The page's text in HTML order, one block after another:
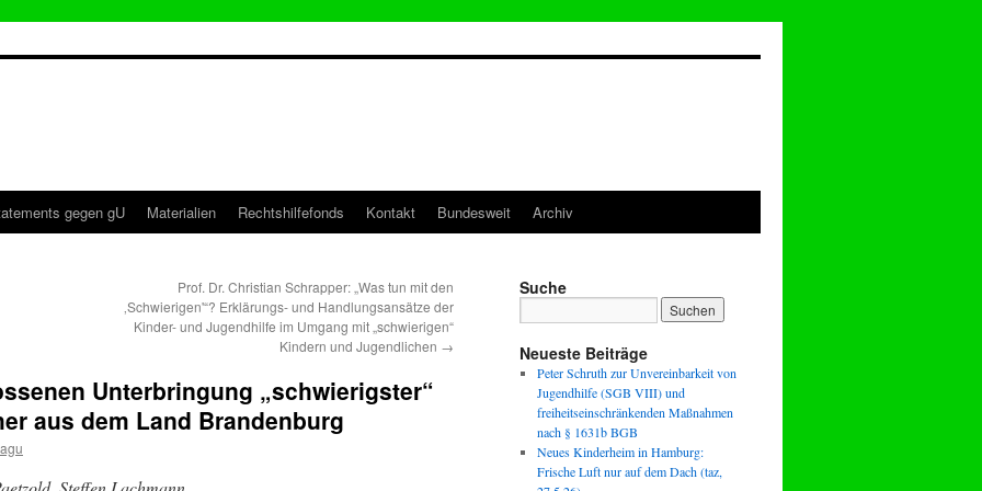
gegen gU Materialien Rechtshilfefonds Kontakt Bundesweit Archiv
Prof. Dr. Christian Schrapper: „Was tun mit den
‚Schwierigen'“? Erklärungs- und Handlungsansätze der
Kinder- und Jugendhilfe im Umgang mit „schwierigen“
Kindern und Jugendlichen →
Unterbringung „schwierigster“
aus dem Land Brandenburg
Suche
Neueste Beiträge
Peter Schruth zur Unvereinbarkeit von
Jugendhilfe (SGB VIII) und
freiheitseinschränkenden Maßnahmen
nach § 1631b BGB
Neues Kinderheim in Hamburg:
Frische Luft nur auf dem Dach (taz,